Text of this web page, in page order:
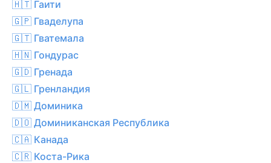
🇭🇹 Гаити
🇬🇵 Гваделупа
🇬🇹 Гватемала
🇭🇳 Гондурас
🇬🇩 Гренада
🇬🇱 Гренландия
🇩🇲 Доминика
🇩🇴 Доминиканская Республика
🇨🇦 Канада
🇨🇷 Коста-Рика